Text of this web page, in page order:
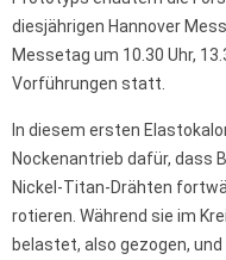
diesjährigen Hannover
Messetag um 10.30 Uhr,
Vorführungen statt.
In diesem ersten
Nockenantrieb dafür, dass
Nickel-Titan-Drähten
rotieren. Während sie im
belastet, also gezogen,